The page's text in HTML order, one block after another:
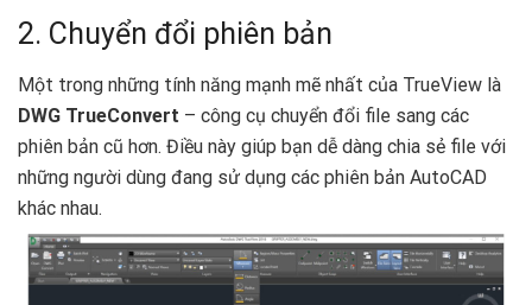
2. Chuyển đổi phiên bản
Một trong những tính năng mạnh mẽ nhất của TrueView là
DWG TrueConvert – công cụ chuyển đổi file sang các
phiên bản cũ hơn. Điều này giúp bạn dễ dàng chia sẻ file với
những người dùng đang sử dụng các phiên bản AutoCAD
khác nhau.